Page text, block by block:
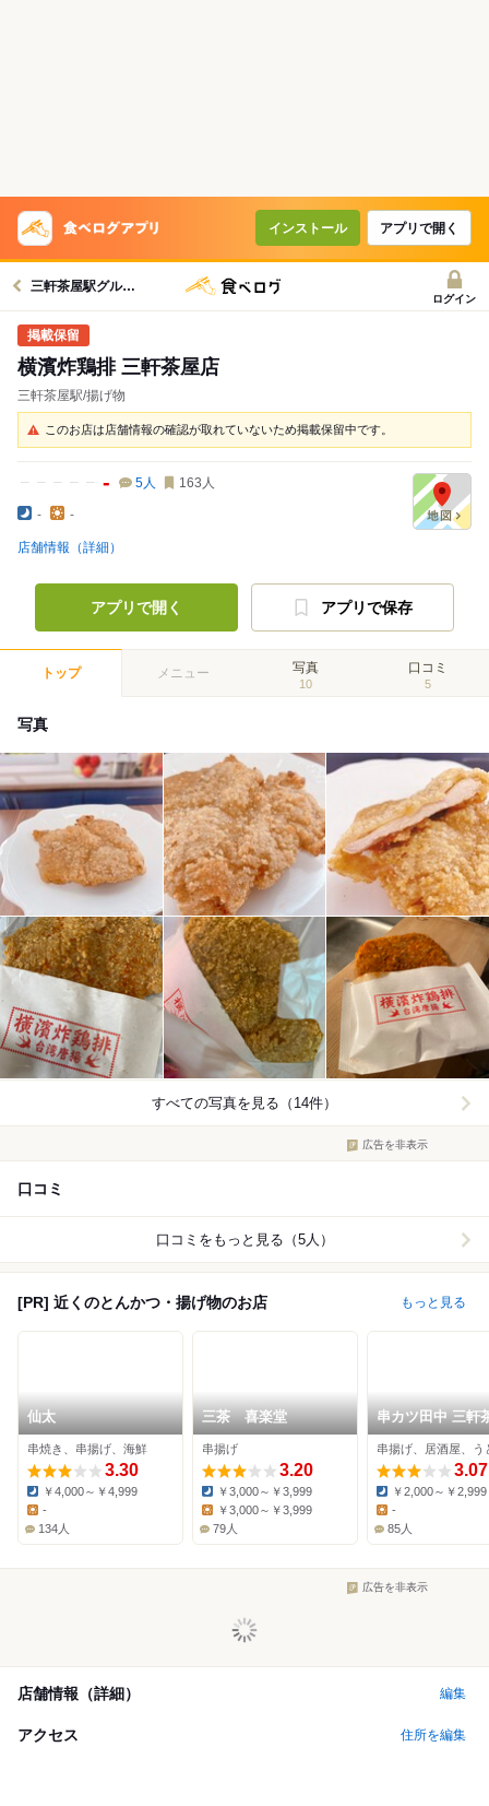
インストール アプリで開く
三軒茶屋駅グルメへ
ログイン
横濱炸鶏排 三軒茶屋店
三軒茶屋駅/揚げ物
このお店は店舗情報の確認が取れていないため掲載保留中です。
- 5人 163 人
- -
店舗情報（詳細）
アプリで開く アプリで保存
トップ メニュー 写真
10
口コミ
5
写真
すべての写真を見る（14件）
広告を非表示
口コミ
口コミをもっと見る（5人）
[PR] 近くのとんかつ・揚げ物のお店 もっと見る
仙太
串焼き、串揚げ、海鮮
3.30
Dinner:
￥4,000～￥4,999
-
134人
三茶 喜楽堂
串揚げ
3.20
Dinner:
￥3,000～￥3,999
Lunch:
￥3,000～￥3,999
79人
串カツ田中 三軒
店
串揚げ、居酒屋、う
3.07
Dinner:
￥2,000～￥2,999
Lunch:
-
85人
広告を非表示
店舗情報（詳細） 編集
アクセス 住所を編集